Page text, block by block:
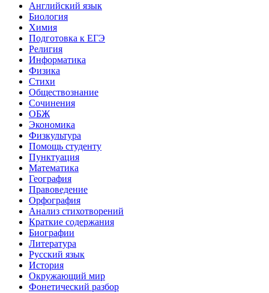
Английский язык
Биология
Химия
Подготовка к ЕГЭ
Религия
Информатика
Физика
Стихи
Обществознание
Сочинения
ОБЖ
Экономика
Физкультура
Помощь студенту
Пунктуация
Математика
География
Правоведение
Орфография
Анализ стихотворений
Краткие содержания
Биографии
Литература
Русский язык
История
Окружающий мир
Фонетический разбор